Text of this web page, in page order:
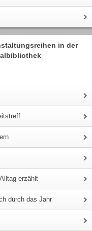
in der
erzählt
durch das Jahr